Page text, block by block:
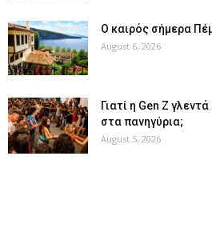
Ο καιρός σήμερα
August 6, 2026
Γιατί η Gen Z
στα πανηγύρια;
August 5, 2026